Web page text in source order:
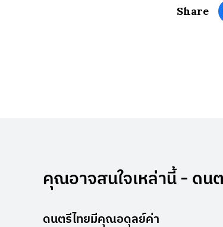
Share
คุณอาจสนใจเหล่านี้ - ด
ดนตรีไทยมีคุณอดุลย์ค่า